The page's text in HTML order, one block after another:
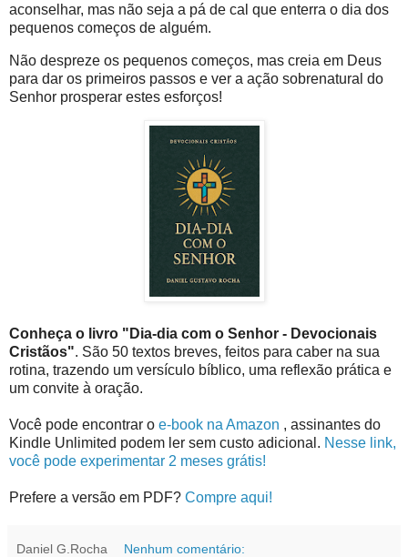
aconselhar, mas não seja a pá de cal que enterra o dia dos
pequenos começos de alguém.
Não despreze os pequenos começos, mas creia em Deus
para dar os primeiros passos e ver a ação sobrenatural do
Senhor prosperar estes esforços!
Conheça o livro "Dia-dia com o Senhor - Devocionais
Cristãos". São 50 textos breves, feitos para caber na sua
rotina, trazendo um versículo bíblico, uma reflexão prática e
um convite à oração.
Você pode encontrar o e-book na Amazon , assinantes do
Kindle Unlimited podem ler sem custo adicional. Nesse link,
você pode experimentar 2 meses grátis!
Prefere a versão em PDF? Compre aqui!
Daniel G.Rocha Nenhum comentário: